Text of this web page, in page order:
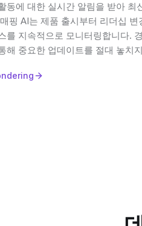
동에 대한 실시간 알림을 받아 최
핑 AI는 제품 출시부터 리더십
를 지속적으로 모니터링합니다.
해 중요한 업데이트를 절대 놓치